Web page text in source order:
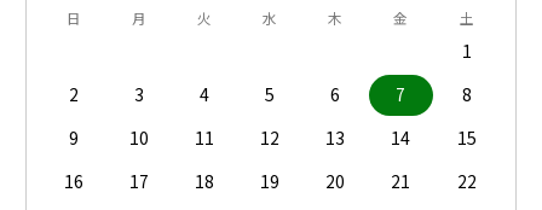
日 月 火 水 木 金 土
1
2
3 4 5 6 7
8
9
10 11 12 13 14
15
16
17 18 19 20 21
22